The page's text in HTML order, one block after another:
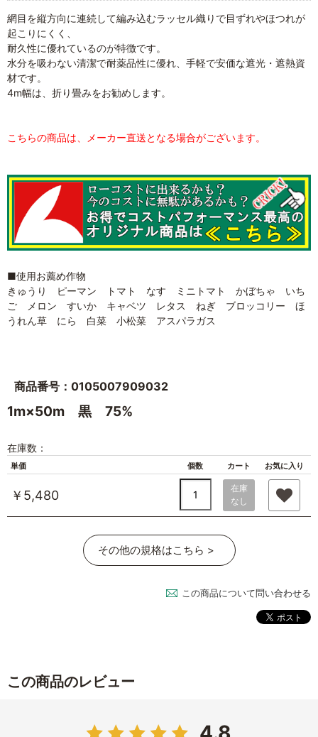
網目を縦方向に連続して編み込むラッセル織りで目ずれやほつれが
起こりにくく、
耐久性に優れているのが特徴です。
水分を吸わない清潔で耐薬品性に優れ、手軽で安価な遮光・遮熱資
材です。
4m幅は、折り畳みをお勧めします。
こちらの商品は、メーカー直送となる場合がございます。
■使用お薦め作物
きゅうり ピーマン トマト なす ミニトマト かぼちゃ いち
ご メロン すいか キャベツ レタス ねぎ ブロッコリー ほ
うれん草 にら 白菜 小松菜 アスパラガス
商品番号：0105007909032
1m×50m 黒 75%
在庫数：
単価 個数 カート お気に入り
￥5,480
在庫
なし
その他の規格はこちら >
この商品について問い合わせる
この商品のレビュー